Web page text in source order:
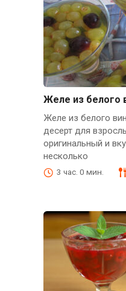
Желе из белого
Желе из белого
десерт для
оригинальный и
несколько
3 час. 0 мин.